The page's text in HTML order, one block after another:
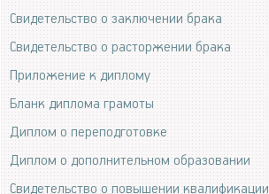
Свидетельство о заключении брака
Свидетельство о расторжении брака
Приложение к диплому
Бланк диплома грамоты
Диплом о переподготовке
Диплом о дополнительном образовании
Свидетельство о повышении квалификации